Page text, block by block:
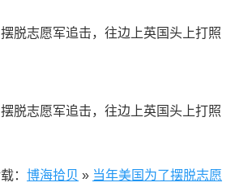
： 博海拾贝 » 当年美国为了摆脱志愿